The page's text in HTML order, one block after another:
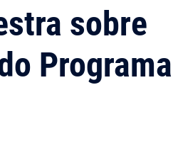
sobre
Programa